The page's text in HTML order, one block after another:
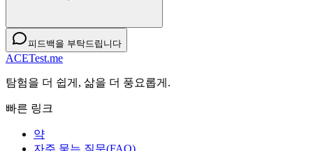
피드백을 부탁드립니다
ACETest.me
탐험을 더 쉽게, 삶을 더 풍요롭게.
빠른 링크
약
자주 묻는 질문(FAQ)